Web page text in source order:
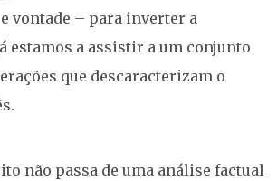
vontade – para inverter a
estamos a assistir a um conjunto
que descaracterizam o
não passa de uma análise factual